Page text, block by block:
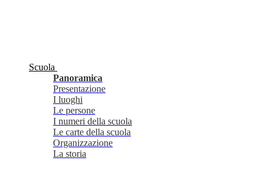
Scuola
Panoramica
Presentazione
I luoghi
Le persone
I numeri della scuola
Le carte della scuola
Organizzazione
La storia